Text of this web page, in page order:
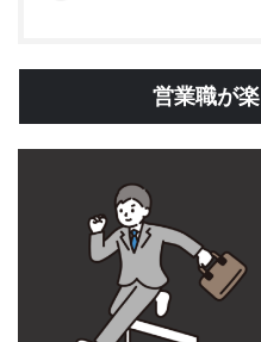
営業職が